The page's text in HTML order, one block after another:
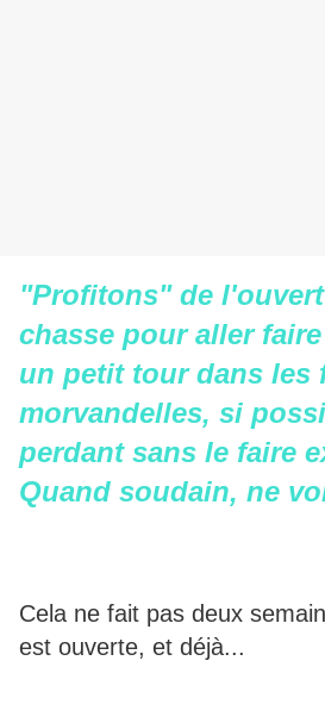
"Profitons" de
chasse pour aller
un petit tour dans les
morvandelles, si
perdant sans le faire
Quand soudain, ne
Cela ne fait pas deux
est ouverte, et déjà...